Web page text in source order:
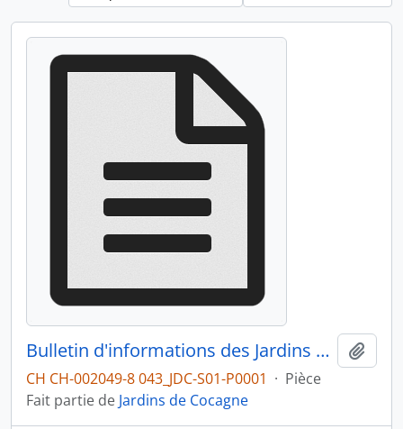
Bulletin d'informations des Jardins de Cocagne n°0 novembre 1978
CH CH-002049-8 043_JDC-S01-P0001 · Pièce
Fait partie de Jardins de Cocagne